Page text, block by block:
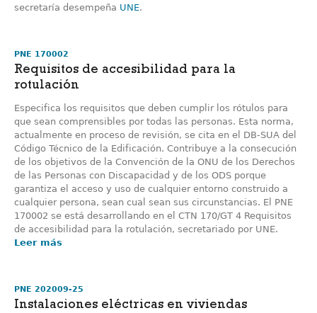
secretaría desempeña UNE.
PNE 170002
Requisitos de accesibilidad para la
rotulación
Especifica los requisitos que deben cumplir los rótulos para
que sean comprensibles por todas las personas. Esta norma,
actualmente en proceso de revisión, se cita en el DB-SUA del
Código Técnico de la Edificación. Contribuye a la consecución
de los objetivos de la Convención de la ONU de los Derechos
de las Personas con Discapacidad y de los ODS porque
garantiza el acceso y uso de cualquier entorno construido a
cualquier persona, sean cual sean sus circunstancias. El PNE
170002 se está desarrollando en el CTN 170/GT 4 Requisitos
de accesibilidad para la rotulación, secretariado por UNE.
Leer más
PNE 202009-25
Instalaciones eléctricas en viviendas